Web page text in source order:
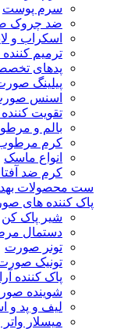
سرم پوست
ضد چروک
اسکراب و
ترمیم
پدهای
پیلینگ
اسنس
تقویت
بالم و
کرم مرطوب
انواع ماسک
کرم ضد
ست محصولات
پاک کننده های
شیر پاک کن
دستمال
تونر صورت
تونیک
پاک کننده
شوینده
لیف و پد و
میسلار